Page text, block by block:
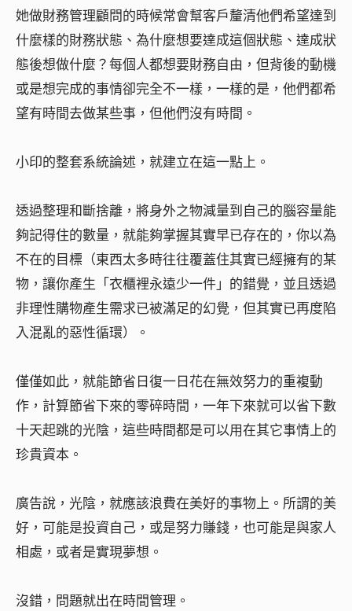
她做財務管理顧問的時候常會幫客戶釐清他們希望達到
什麼樣的財務狀態、為什麼想要達成這個狀態、達成狀
態後想做什麼？每個人都想要財務自由，但背後的動機
或是想完成的事情卻完全不一樣，一樣的是，他們都希
望有時間去做某些事，但他們沒有時間。
小印的整套系統論述，就建立在這一點上。
透過整理和斷捨離，將身外之物減量到自己的腦容量能
夠記得住的數量，就能夠掌握其實早已存在的，你以為
不在的目標（東西太多時往往覆蓋住其實已經擁有的某
物，讓你產生「衣櫃裡永遠少一件」的錯覺，並且透過
非理性購物產生需求已被滿足的幻覺，但其實已再度陷
入混亂的惡性循環）。
僅僅如此，就能節省日復一日花在無效努力的重複動
作，計算節省下來的零碎時間，一年下來就可以省下數
十天起跳的光陰，這些時間都是可以用在其它事情上的
珍貴資本。
廣告說，光陰，就應該浪費在美好的事物上。所謂的美
好，可能是投資自己，或是努力賺錢，也可能是與家人
相處，或者是實現夢想。
沒錯，問題就出在時間管理。